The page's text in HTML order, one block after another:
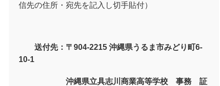
信先の住所・宛先を記入し切手貼付）
送付先：〒904-2215 沖縄県うるま市みどり町6-
10-1
沖縄県立具志川商業高等学校 事務 証